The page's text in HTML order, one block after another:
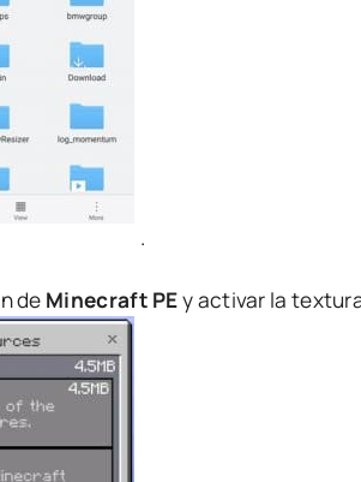
.
de Minecraft PEy activar la